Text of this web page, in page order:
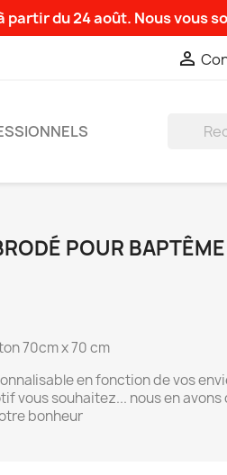
du 24 août. Nous vous

POUR BAPTÊME
70cm x 70 cm
en fonction de vos
vous souhaitez... nous en avons
bonheur